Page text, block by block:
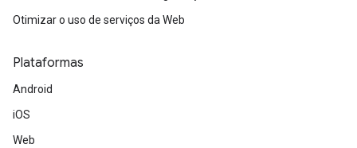
Otimizar o uso de serviços da Web
Plataformas
Android
iOS
Web